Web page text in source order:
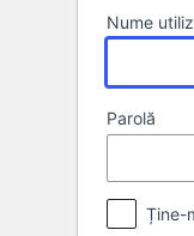
Nume
Parolă
Ține-